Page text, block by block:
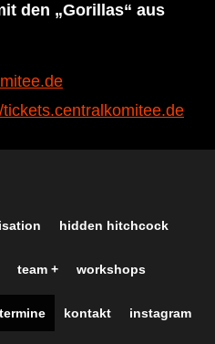
den „Gorillas“ aus
tickets.centralkomitee.de
hidden hitchcock
team + workshops
termine kontakt instagram